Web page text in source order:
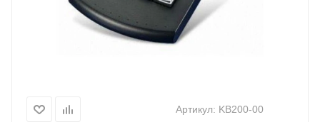
Артикул: KB200-00